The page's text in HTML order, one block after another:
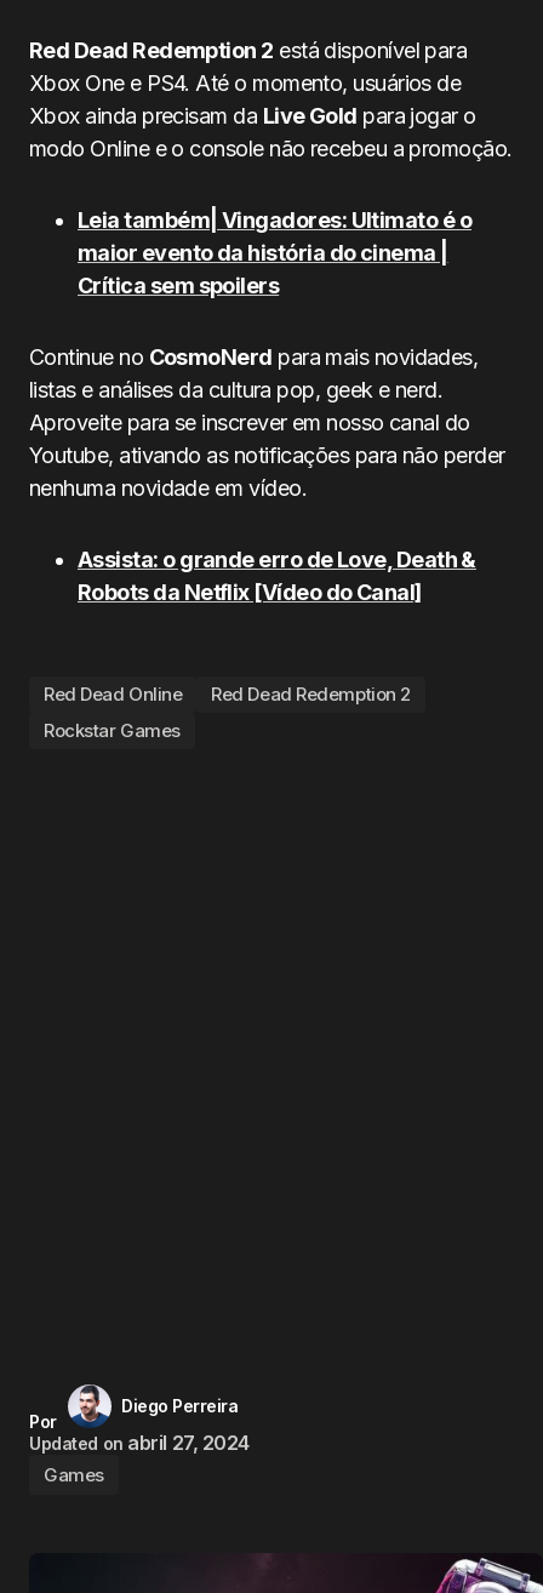
Red Dead Redemption 2 está disponível para
Xbox One e PS4. Até o momento, usuários de
Xbox ainda precisam da Live Gold para jogar o
modo Online e o console não recebeu a promoção.
Leia também| Vingadores: Ultimato é o
maior evento da história do cinema |
Crítica sem spoilers
Continue no CosmoNerd para mais novidades,
listas e análises da cultura pop, geek e nerd.
Aproveite para se inscrever em nosso canal do
Youtube, ativando as notificações para não perder
nenhuma novidade em vídeo.
Assista: o grande erro de Love, Death &
Robots da Netflix [Vídeo do Canal]
Red Dead Online
Red Dead Redemption 2
Rockstar Games
Por
Diego Perreira
Updated on abril 27, 2024
Games